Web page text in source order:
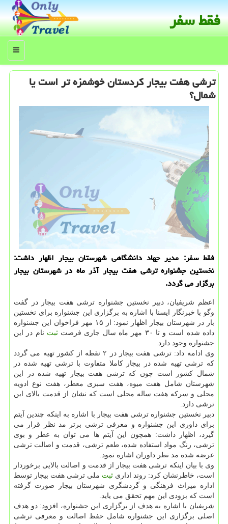
فقط سفر
منو
ترشی هفت بیجار كردستان خوشمزه تر است یا
شمال؟
فقط سفر: مدیر جهاد دانشگاهی شهرستان بیجار اظهار داشت:
نخستین جشنواره ترشی هفت بیجار آذر ماه در شهرستان بیجار
برگزار می گردد.
اعظم شریفیان، دبیر نخستین جشنواره ترشی هفت بیجار در گفت
وگو با خبرنگار ایسنا با اشاره به برگزاری این جشنواره برای نخستین
بار در شهرستان بیجار اظهار نمود: از ۱۵ مهر فراخوان این جشنواره
داده شده است و تا ۳۰ مهر ماه سال جاری فرصت
ثبت نام در این
جشنواره وجود دارد.
وی ادامه داد: ترشی هفت بیجار در ۲ نقطه از كشور تهیه می گردد
كه ترشی تهیه شده در بیجار كاملا متفاوت با ترشی تهیه شده در
شمال كشور است چون كه ترشی هفت بیجار تهیه شده در این
شهرستان شامل هفت میوه، هفت سبزی معطر، هفت نوع ادویه
محلی و سركه هفت ساله محلی است كه نشان از قدمت بالای این
ترشی دارد.
دبیر نخستین جشنواره ترشی هفت بیجار با اشاره به اینكه چندین آیتم
برای داوری این جشنواره و معرفی ترشی برتر مد نظر قرار می
گیرد، اظهار داشت: همچون این آیتم ها می توان به عطر و بوی
ترشی، رنگ مواد استفاده شده، طعم ترشی، قدمت و اصالت ترشی
عرضه شده مد نظر داوران اشاره نمود.
وی با بیان اینكه ترشی هفت بیجار از قدمت و اصالت بالایی برخوردار
است، خاطرنشان كرد: روند اداری ثبت ملی ترشی هفت بیجار توسط
اداره میراث فرهنگی و گردشگری شهرستان بیجار صورت گرفته
است كه بزودی این مهم تحقق می یاید.
شریفیان با اشاره به هدف از برگزاری این جشنواره، افزود: دو هدف
اصلی برگزاری این جشنواره شامل حفظ اصالت و معرفی ترشی